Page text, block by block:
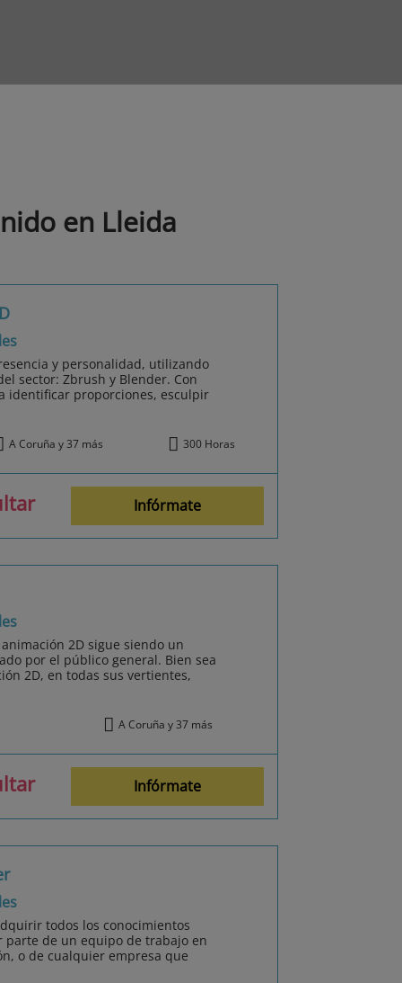
en Lleida
y personalidad, utilizando
sector: Zbrush y Blender. Con
identificar proporciones, esculpir
A Coruña y 37 más 300 Horas
Infórmate
2D sigue siendo un
por el público general. Bien sea
2D, en todas sus vertientes,
A Coruña y 37 más
Infórmate
todos los conocimientos
parte de un equipo de trabajo en
o de cualquier empresa que